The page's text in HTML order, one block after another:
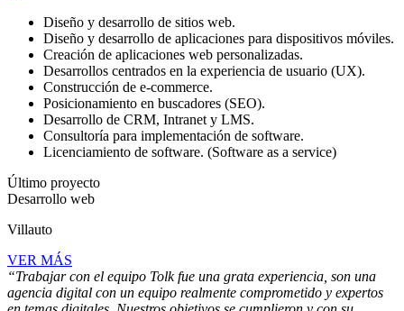
Diseño y desarrollo de sitios web.
Diseño y desarrollo de aplicaciones para dispositivos móviles.
Creación de aplicaciones web personalizadas.
Desarrollos centrados en la experiencia de usuario (UX).
Construcción de e-commerce.
Posicionamiento en buscadores (SEO).
Desarrollo de CRM, Intranet y LMS.
Consultoría para implementación de software.
Licenciamiento de software. (Software as a service)
Último proyecto
Desarrollo web
Villauto
VER MÁS
“Trabajar con el equipo Tolk fue una grata experiencia, son una
agencia digital con un equipo realmente comprometido y expertos